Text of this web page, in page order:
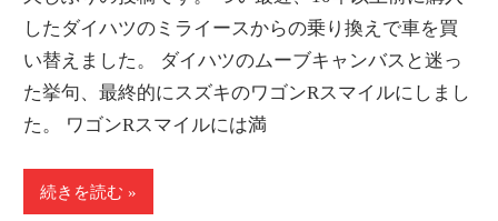
したダイハツのミライースからの乗り換えで車を買
い替えました。 ダイハツのムーブキャンバスと迷っ
た挙句、最終的にスズキのワゴンRスマイルにしまし
た。 ワゴンRスマイルには満
続きを読む